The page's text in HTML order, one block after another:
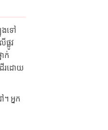
ងទៅ
លូវ
ក់
ើរដោយ
អ្នក